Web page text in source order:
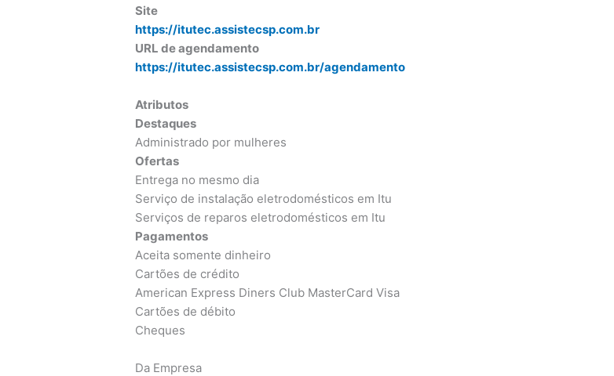
Site
https://itutec.assistecsp.com.br
URL de agendamento
https://itutec.assistecsp.com.br/agendamento
Atributos
Destaques
Administrado por mulheres
Ofertas
Entrega no mesmo dia
Serviço de instalação eletrodomésticos em Itu
Serviços de reparos eletrodomésticos em Itu
Pagamentos
Aceita somente dinheiro
Cartões de crédito
American Express Diners Club MasterCard Visa
Cartões de débito
Cheques
Da Empresa